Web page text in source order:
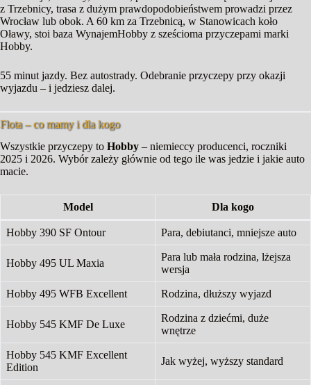
z Trzebnicy, trasa z dużym prawdopodobieństwem prowadzi przez
Wrocław lub obok. A 60 km za Trzebnicą, w Stanowicach koło
Oławy, stoi baza WynajemHobby z sześcioma przyczepami marki
Hobby.
55 minut jazdy. Bez autostrady. Odebranie przyczepy przy okazji
wyjazdu – i jedziesz dalej.
Flota – co mamy i dla kogo
Wszystkie przyczepy to Hobby – niemieccy producenci, roczniki
2025 i 2026. Wybór zależy głównie od tego ile was jedzie i jakie auto
macie.
Model Dla kogo
Hobby 390 SF Ontour Para, debiutanci, mniejsze auto
Hobby 495 UL Maxia
Para lub mała rodzina, lżejsza
wersja
Hobby 495 WFB Excellent Rodzina, dłuższy wyjazd
Hobby 545 KMF De Luxe
Rodzina z dziećmi, duże
wnętrze
Hobby 545 KMF Excellent
Edition
Jak wyżej, wyższy standard